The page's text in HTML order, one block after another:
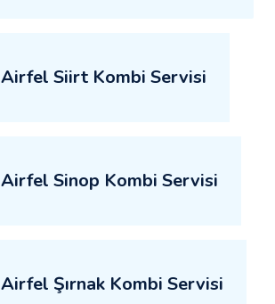
Airfel Siirt Kombi Servisi
Airfel Sinop Kombi Servisi
Airfel Şırnak Kombi Servisi